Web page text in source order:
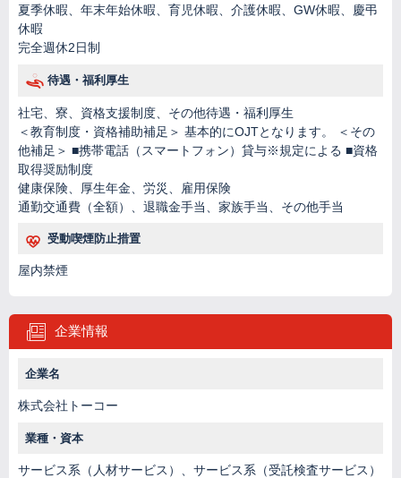
夏季休暇、年末年始休暇、育児休暇、介護休暇、GW休暇、慶弔
休暇
完全週休2日制
待遇・福利厚生
社宅、寮、資格支援制度、その他待遇・福利厚生
＜教育制度・資格補助補足＞ 基本的にOJTとなります。 ＜その
他補足＞ ■携帯電話（スマートフォン）貸与※規定による ■資格
取得奨励制度
健康保険、厚生年金、労災、雇用保険
通勤交通費（全額）、退職金手当、家族手当、その他手当
受動喫煙防止措置
屋内禁煙
企業情報
企業名
株式会社トーコー
業種・資本
サービス系（人材サービス）、サービス系（受託検査サービス）